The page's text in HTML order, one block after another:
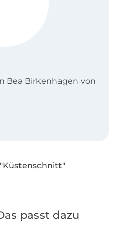
Bea Birkenhagen von
ist mir in die
Schnitte werden
mit einem
erstellt.
gradiert werden und
passt dazu